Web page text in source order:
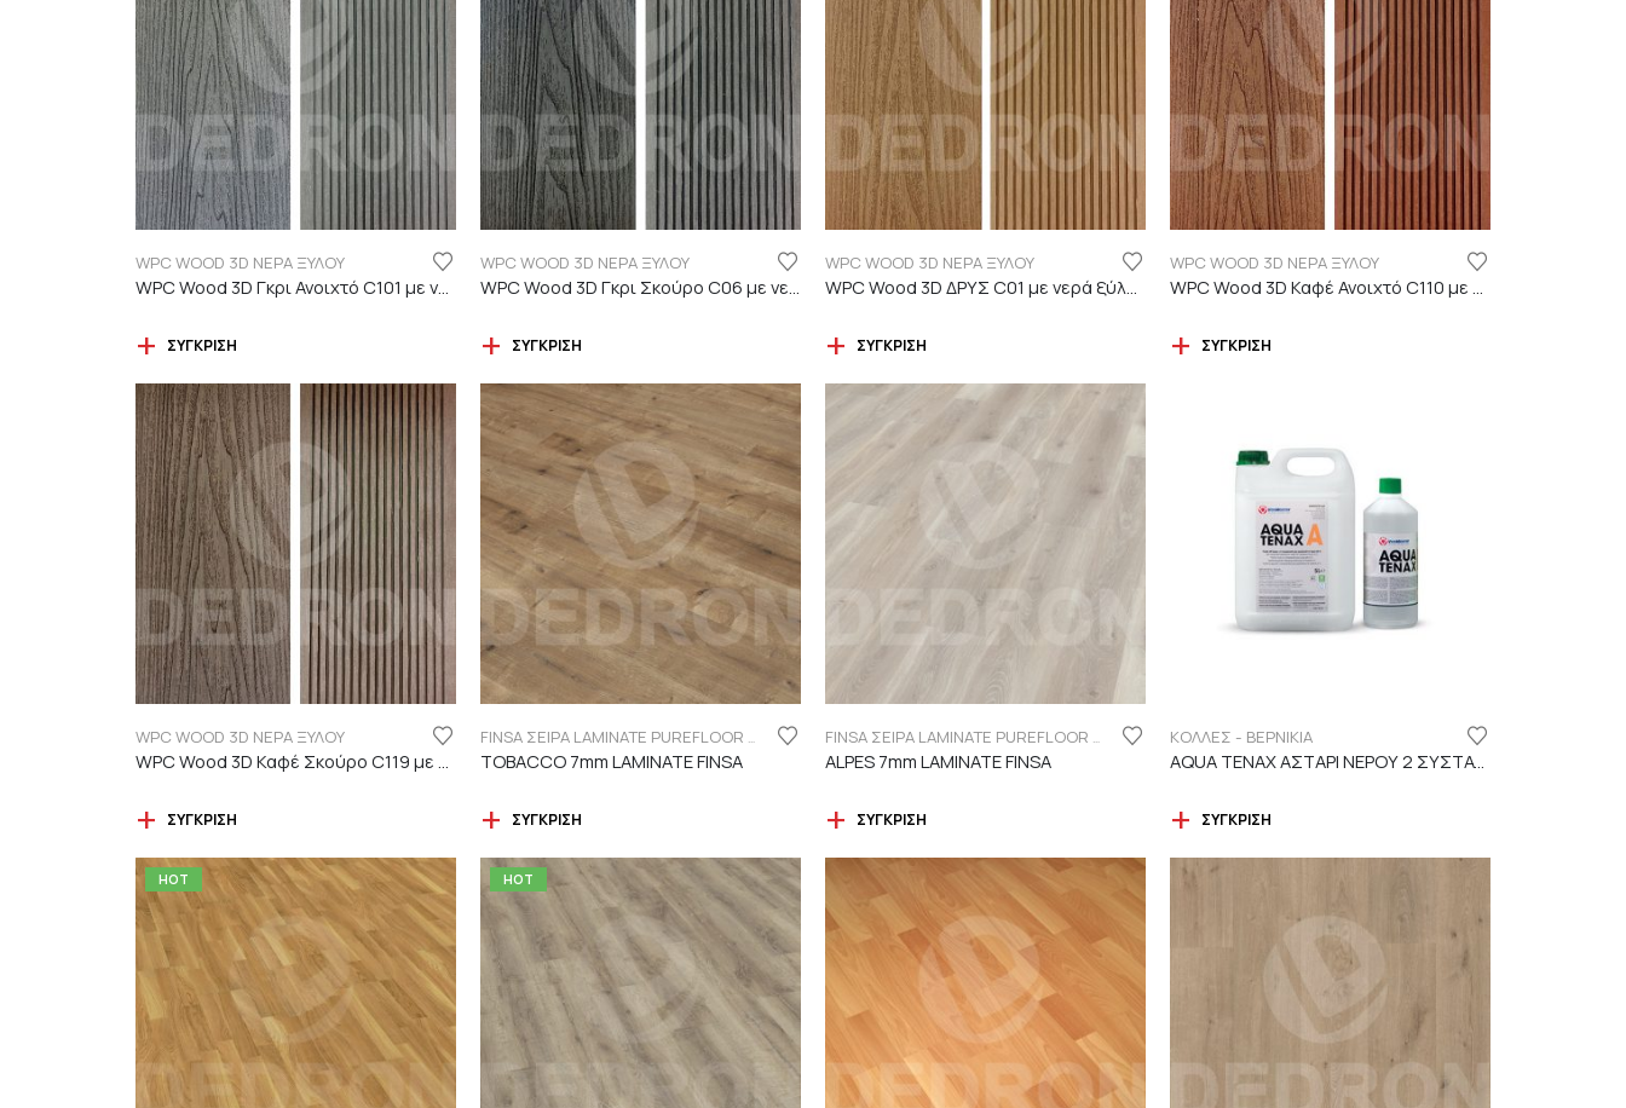
WPC WOOD 3D ΝΕΡΑ ΞΥΛΟΥ
ΣΎΓΚΡΙΣΗ
WPC WOOD 3D ΝΕΡΑ ΞΥΛΟΥ
ΣΎΓΚΡΙΣΗ
WPC WOOD 3D ΝΕΡΑ ΞΥΛΟΥ
ΣΎΓΚΡΙΣΗ
WPC WOOD 3D ΝΕΡΑ ΞΥΛΟΥ
ΣΎΓΚΡΙΣΗ
WPC WOOD 3D ΝΕΡΑ ΞΥΛΟΥ
WPC Wood 3D Καφέ Σκούρο C119 με νερά ξύλου
ΣΎΓΚΡΙΣΗ
FINSA ΣΕΙΡΑ LAMINATE PUREFLOOR 7MM
TOBACCO 7mm LAMINATE FINSA
ΣΎΓΚΡΙΣΗ
FINSA ΣΕΙΡΑ LAMINATE PUREFLOOR 7MM
ALPES 7mm LAMINATE FINSA
ΣΎΓΚΡΙΣΗ
ΚΟΛΛΕΣ - ΒΕΡΝΙΚΙΑ
AQUA TENAX ΑΣΤΑΡΙ ΝΕΡΟΥ 2 ΣΥΣΤΑΤΙΚΩΝ
ΣΎΓΚΡΙΣΗ
HOT HOT